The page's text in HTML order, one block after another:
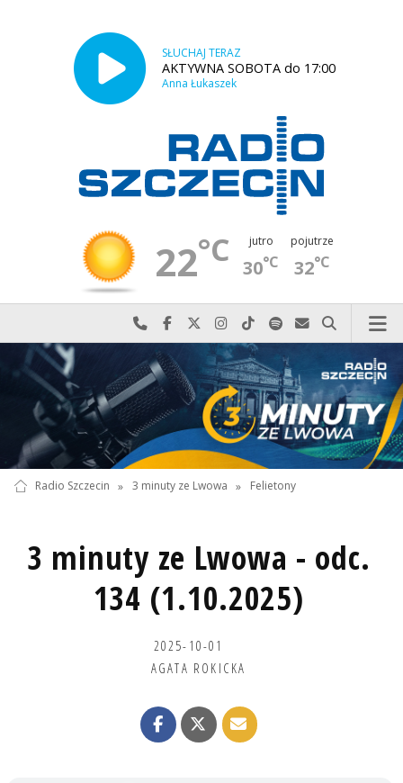
SŁUCHAJ TERAZ
AKTYWNA SOBOTA do 17:00
Anna Łukaszek
22°C jutro
30°C
pojutrze
32°C
Najlepiej po prostu do nas zadzwoń
Odwiedź nas na Facebook-u
Odwiedź nas na X
Odwiedź nas na Instagram-ie
Odwiedź nas na TikTok-u
Szukaj nas na Spotify
Wyślij do nas
Szukaj
Radio Szczecin » 3 minuty ze Lwowa » Felietony
3 minuty ze Lwowa - odc.
134 (1.10.2025)
2025-10-01
AGATA ROKICKA